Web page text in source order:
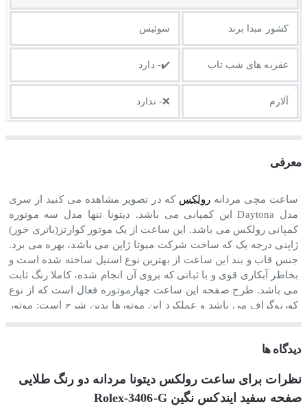
کشور مبدا برند سوئیس
عقربه های شب تاب ✔️- دارد
آلارم ❌- ندارد
معرفی
ساعت مچی مردانه رولکس که در تصویر مشاهده می کنید از سری
مدل Daytonaاین کمپانی می باشد. دیتونا تنها مدل سه موتوره
کمپانی رولکس می باشد. این ساعت از یک موتور کوارتز(باتری خور)
ژاپنی درجه یک که ساخت شرکت میوتا ژاپن می باشد، بهره می برد.
جنس قاب و بند این ساعت از بهترین نوع استیل ساخته شده است و
بخاطر آبکاری قوی و با ثباتی که بروی آن انجام شده، کاملا رنگ ثابت
می باشد. طرح صفحه این ساعت چهارموتوره فعال است که از نوع
کورنوگراف می باشد و عملکرد این موتورها بدین شرح است: موتور
ساعت است(نکته: ثانیه شمار اصلی ساعت که در راس 12 قرار
گرفته است ثانیه شمار کورنوگراف می باشد که با فشردن دکمه
دیدگاه ها
نظرات برای ساعت رولکس دیتونا مردانه دو رنگ طلایی
صفحه سفید ایندکس نگین Rolex-3406-G